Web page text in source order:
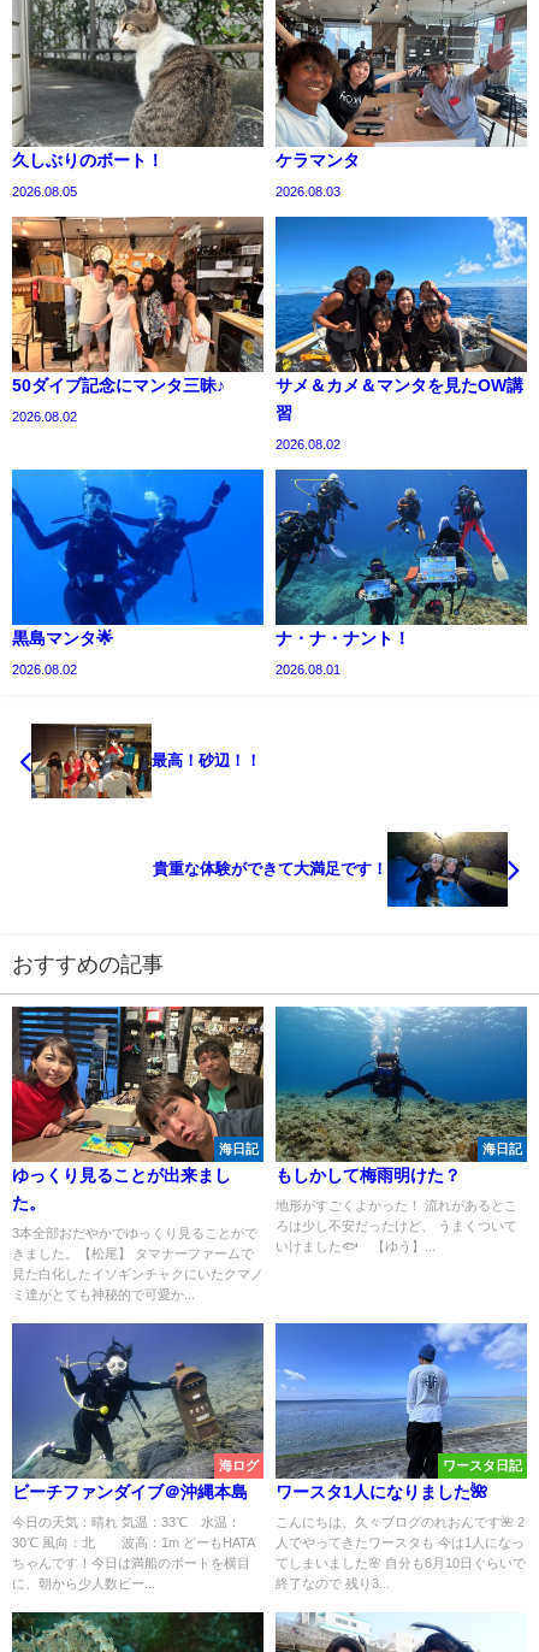
久しぶりのボート！
2026.08.05
ケラマンタ
2026.08.03
50ダイブ記念にマンタ三昧♪
2026.08.02
サメ＆カメ＆マンタを見たOW講
習
2026.08.02
黒島マンタ🌟
2026.08.02
ナ・ナ・ナント！
2026.08.01
最高！砂辺！！
貴重な体験ができて大満足です！
おすすめの記事
海日記
ゆっくり見ることが出来まし
た。
3本全部おだやかでゆっくり見ることがで
きました。【松尾】 タマナーファームで
見た白化したイソギンチャクにいたクマノ
ミ達がとても神秘的で可愛か...
海日記
もしかして梅雨明けた？
地形がすごくよかった！ 流れがあるとこ
ろは少し不安だったけど、 うまくついて
いけました🐟 【ゆう】...
海ログ
ビーチファンダイブ＠沖縄本島
今日の天気：晴れ 気温：33℃ 水温：
30℃ 風向：北 波高：1m どーもHATA
ちゃんです！今日は満船のボートを横目
に、朝から少人数ビー...
ワースタ日記
ワースタ1人になりました🌺
こんにちは、久々ブログのれおんです🌺 2
人でやってきたワースタも 今は1人になっ
てしまいました🌸 自分も6月10日ぐらいで
終了なので 残り3...